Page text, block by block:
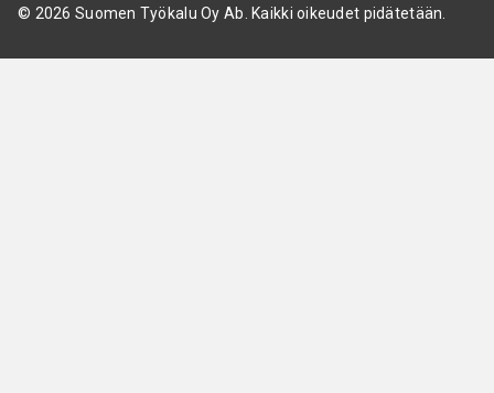
© 2026 Suomen Työkalu Oy Ab. Kaikki oikeudet pidätetään.